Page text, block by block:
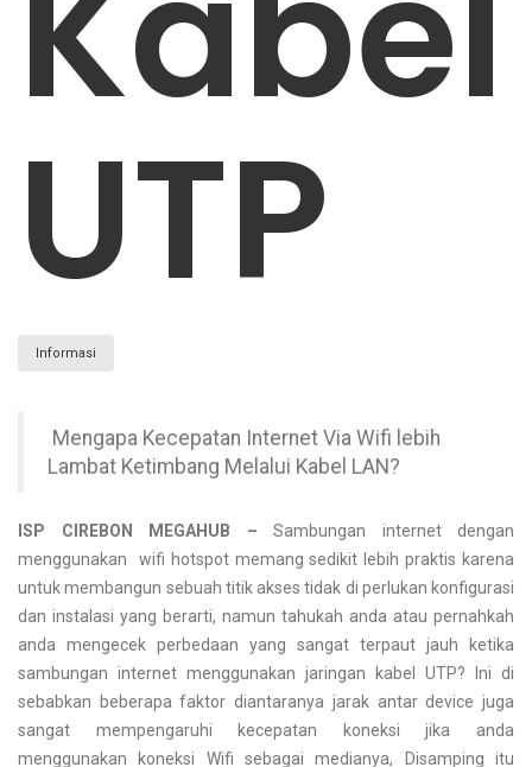
UTP
Informasi
Mengapa Kecepatan Internet Via Wifi lebih
Lambat Ketimbang Melalui Kabel LAN?
ISP CIREBON MEGAHUB – Sambungan internet dengan
menggunakan wifi hotspot memang sedikit lebih praktis karena
untuk membangun sebuah titik akses tidak di perlukan konfigurasi
dan instalasi yang berarti, namun tahukah anda atau pernahkah
anda mengecek perbedaan yang sangat terpaut jauh ketika
sambungan internet menggunakan jaringan kabel UTP? Ini di
sebabkan beberapa faktor diantaranya jarak antar device juga
sangat mempengaruhi kecepatan koneksi jika anda
menggunakan koneksi Wifi sebagai medianya, Disamping itu